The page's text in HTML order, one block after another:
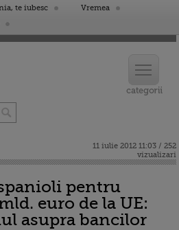
te iubesc
Vremea
11 iulie 2012 11:03 / 252
vizualizari
pentru
euro de la UE:
asupra bancilor